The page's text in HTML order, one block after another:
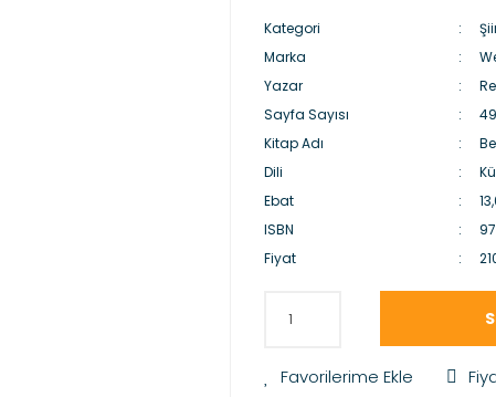
Kategori
Marka
Yazar
Sayfa Sayısı
Kitap Adı
Dili
Ebat
ISBN
Fiyat